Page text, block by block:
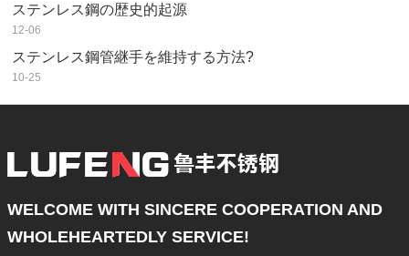
ステンレス鋼の歴史的起源
12-06
ステンレス鋼管継手を維持する方法?
10-25
WELCOME WITH SINCERE COOPERATION AND
WHOLEHEARTEDLY SERVICE!